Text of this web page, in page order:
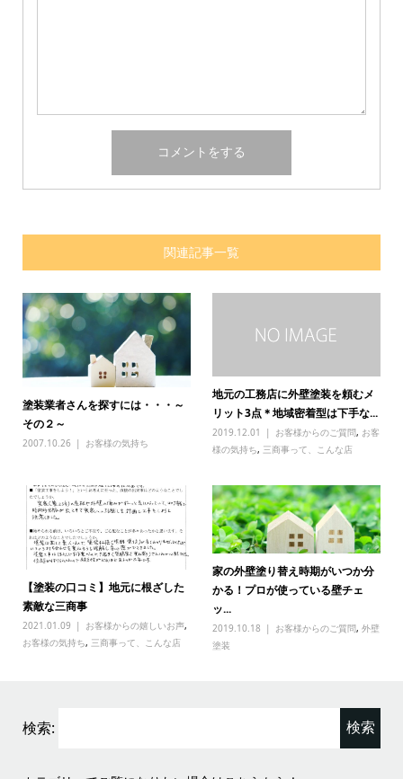
関連記事一覧
塗装業者さんを探すには・・・～
その２～
2007.10.26 お客様の気持ち
地元の工務店に外壁塗装を頼むメ
リット3点＊地域密着型は下手な...
2019.12.01 お客様からのご質問, お客
様の気持ち, 三商事って、こんな店
【塗装の口コミ】地元に根ざした
素敵な三商事
2021.01.09 お客様からの嬉しいお声,
お客様の気持ち, 三商事って、こんな店
家の外壁塗り替え時期がいつか分
かる！プロが使っている壁チェ
ッ...
2019.10.18 お客様からのご質問,外壁
塗装
検索: